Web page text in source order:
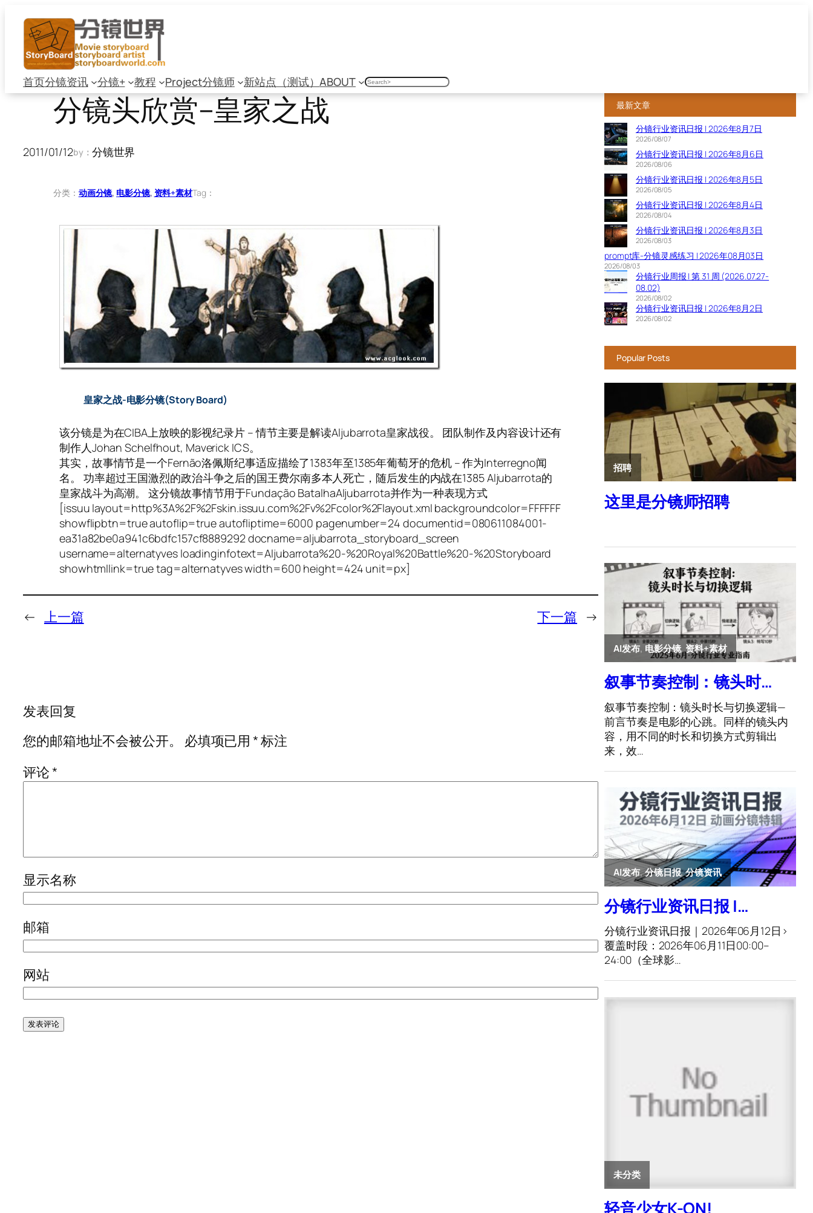
首页分镜资讯 分镜+ 教程 Project分镜师 新站点（测试）ABOUT
搜
索
分镜头欣赏–皇家之战
2011/01/12by： 分镜世界
分类： 动画分镜, 电影分镜, 资料+素材Tag：
皇家之战-电影分镜(Story Board)
该分镜是为在CIBA上放映的影视纪录片 – 情节主要是解读Aljubarrota皇家战役。
团队制作及内容设计还有
制作人Johan Schelfhout, Maverick ICS。
其实，故事情节是一个Fernão洛佩斯纪事适应描绘了1383年至1385年葡萄牙的危机 – 作为Interregno闻
名。
功率超过王国激烈的政治斗争之后的国王费尔南多本人死亡，随后发生的内战在1385 Aljubarrota的
皇家战斗为高潮。
这分镜故事情节用于Fundação BatalhaAljubarrota并作为一种表现方式
[issuu layout=http%3A%2F%2Fskin.issuu.com%2Fv%2Fcolor%2Flayout.xml backgroundcolor=FFFFFF
showflipbtn=true autoflip=true autofliptime=6000 pagenumber=24 documentid=080611084001-
ea31a82be0a941c6bdfc157cf8889292 docname=aljubarrota_storyboard_screen
username=alternatyves loadinginfotext=Aljubarrota%20-%20Royal%20Battle%20-%20Storyboard
showhtmllink=true tag=alternatyves width=600 height=424 unit=px]
← 上一篇 下一篇 →
发表回复
您的邮箱地址不会被公开。
必填项已用*标注
评论*
显示名称
邮箱
网站
最新文章
分镜行业资讯日报 | 2026年8月7日
2026/08/07
分镜行业资讯日报 | 2026年8月6日
2026/08/06
分镜行业资讯日报 | 2026年8月5日
2026/08/05
分镜行业资讯日报 | 2026年8月4日
2026/08/04
分镜行业资讯日报 | 2026年8月3日
2026/08/03
prompt库-分镜灵感练习 | 2026年08月03日
2026/08/03
分镜行业周报 | 第 31 周 (2026.07.27-
08.02)
2026/08/02
分镜行业资讯日报 | 2026年8月2日
2026/08/02
Popular Posts